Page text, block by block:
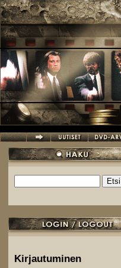
Hyppää pääsisältöön
Hakulomake
Kirjautuminen